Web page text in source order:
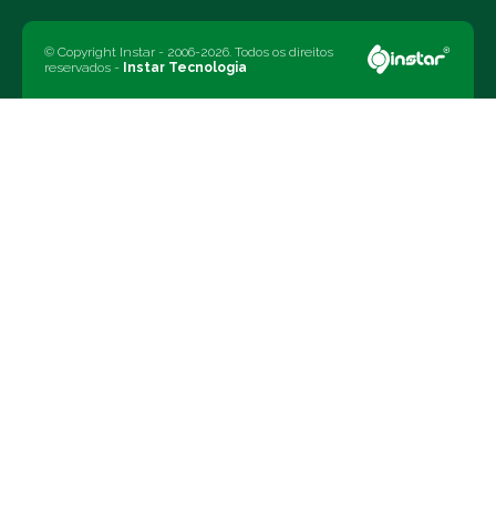
© Copyright Instar - 2006-2026. Todos os direitos
reservados - Instar Tecnologia